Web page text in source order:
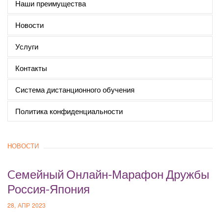
Наши преимущества
Новости
Услуги
Контакты
Система дистанционного обучения
Политика конфиденциальности
НОВОСТИ
Cемейный Онлайн-Марафон Дружбы
Россия-Япония
28, АПР 2023